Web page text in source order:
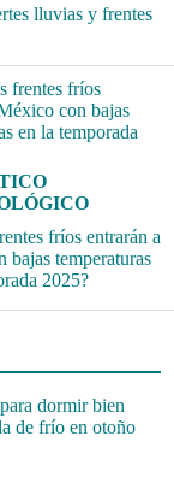
lluvias y frentes
fríos entrarán a
bajas temperaturas
2025?
dormir bien
de frío en otoño